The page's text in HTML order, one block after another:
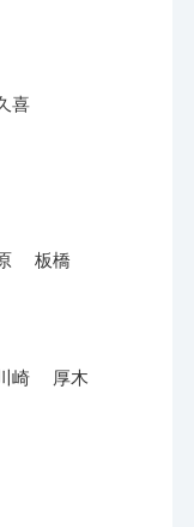
喜
板橋
崎 厚木